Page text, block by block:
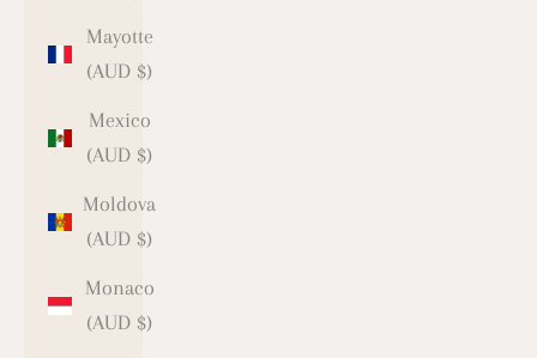
Mayotte
(AUD $)
Mexico
(AUD $)
Moldova
(AUD $)
Monaco
(AUD $)